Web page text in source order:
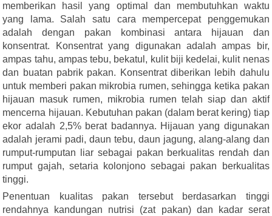
memberikan hasil yang optimal dan membutuhkan waktu
yang lama. Salah satu cara mempercepat penggemukan
adalah dengan pakan kombinasi antara hijauan dan
konsentrat. Konsentrat yang digunakan adalah ampas bir,
ampas tahu, ampas tebu, bekatul, kulit biji kedelai, kulit nenas
dan buatan pabrik pakan. Konsentrat diberikan lebih dahulu
untuk memberi pakan mikrobia rumen, sehingga ketika pakan
hijauan masuk rumen, mikrobia rumen telah siap dan aktif
mencerna hijauan. Kebutuhan pakan (dalam berat kering) tiap
ekor adalah 2,5% berat badannya. Hijauan yang digunakan
adalah jerami padi, daun tebu, daun jagung, alang-alang dan
rumput-rumputan liar sebagai pakan berkualitas rendah dan
rumput gajah, setaria kolonjono sebagai pakan berkualitas
tinggi.
Penentuan kualitas pakan tersebut berdasarkan tinggi
rendahnya kandungan nutrisi (zat pakan) dan kadar serat